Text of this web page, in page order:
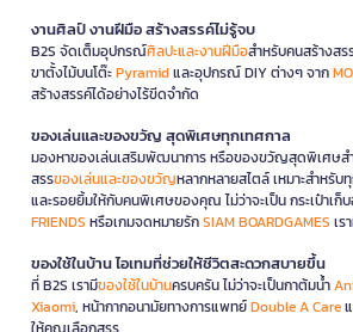
งานศิลป์ งานฝีมือ สร้างสรรค์ไม่รู้จบ
B2S จัดเต็มอุปกรณ์ศิลปะและงานฝีมือสำหรับคนสร้างส
ขาตั้งไม้บนโต๊ะPyramidและอุปกรณ์ DIY ต่างๆ จาก
สร้างสรรค์ได้อย่างไร้ขีดจำกัด
ของเล่นและของขวัญ สุดพิเศษทุกเทศกาล
มองหาของเล่นเสริมพัฒนาการ หรือของขวัญสุดพิเศษสำ
สรรของเล่นและของขวัญหลากหลายสไตล์ เหมาะสำหรั
และรอยยิ้มให้กับคนพิเศษของคุณ ไม่ว่าจะเป็น กระเป๋าเ
FRIENDS หรือเกมจดหมายรักSIAM BOARDGAMES เร
ของใช้ในบ้าน ไอเทมที่ช่วยให้ชีวิตสะดวกสบายขึ้น
ที่ B2S เรามีของใช้ในบ้านครบครัน ไม่ว่าจะเป็นกาต้มน้ำ
Xiaomi, หน้ากากอนามัยทางการแพทย์Double A Care